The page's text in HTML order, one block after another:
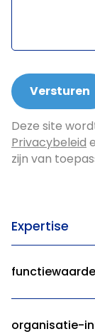
Deze site
Privacybeleid
zijn van
Expertise
organisatie-